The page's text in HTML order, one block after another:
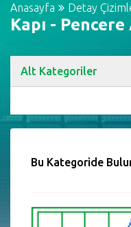
Anasayfa Detay
Kapı -
Alt Kategoriler
Bu Kategoride